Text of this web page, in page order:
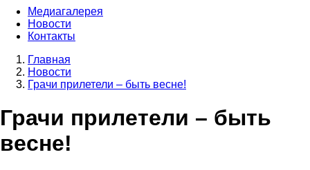
Медиагалерея
Новости
Контакты
Строка
навигации
Главная
Новости
Грачи прилетели – быть весне!
Грачи прилетели – быть
весне!